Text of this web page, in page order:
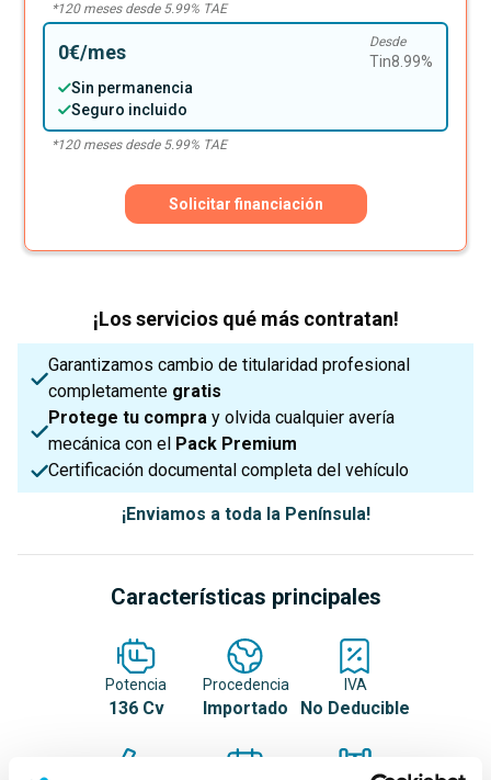
*120meses desde 5.99% TAE
0€/mes Desde
Tin8.99%
Sin permanencia
Seguro incluido
*120meses desde 5.99% TAE
Solicitar financiación
¡Los servicios qué más contratan!
Garantizamos cambio de titularidad profesional
completamente gratis
Protege tu compra y olvida cualquier avería
mecánica con el Pack Premium
Certificación documental completa del vehículo
¡Enviamos a toda la Península!
Características principales
Potencia
136 Cv
Procedencia
Importado
IVA
No Deducible